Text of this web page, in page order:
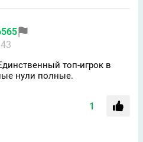
топ-игрок в
нули полные.
1